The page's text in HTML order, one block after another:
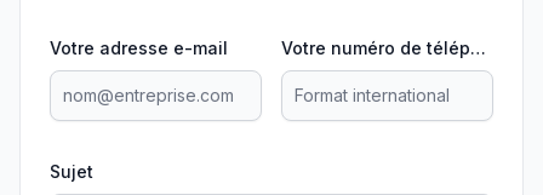
Votre adresse e-mail Votre numéro de téléphone
Sujet